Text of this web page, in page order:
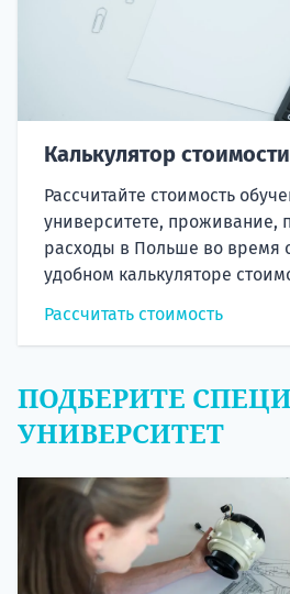
Калькулятор стоимости
Рассчитайте стоимость
университете, проживание,
расходы в Польше во время
удобном калькуляторе
Рассчитать стоимость
ПОДБЕРИТЕ
УНИВЕРСИТЕТ